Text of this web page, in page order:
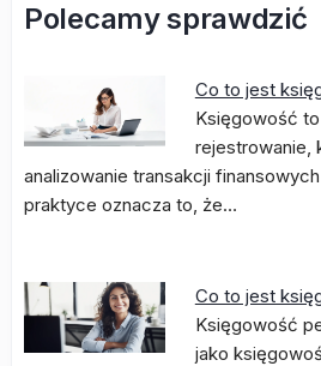
Polecamy sprawdzić
Co to jest
Księgowość
rejestrowanie,
analizowanie transakcji
praktyce oznacza to, że…
Co to jest
Księgowość
jako